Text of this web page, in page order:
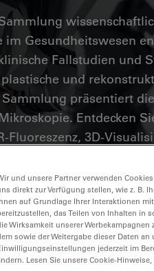
im Gesundheitswesen
Fallstudien und
und
präsentiert
Entdecken
Fluoreszenz, 3D-
sichere
ermöglichen.
und unsere Partner verwenden
direkt zur Verfügung stellen, wie z. B.
auf Grundlage Ihrer Interaktionen
das Teilen von Inhalten in
Wirksamkeit unserer
sowie der Weitergabe dieser Daten
jederzeit im
Lesen Sie unsere Cookie-